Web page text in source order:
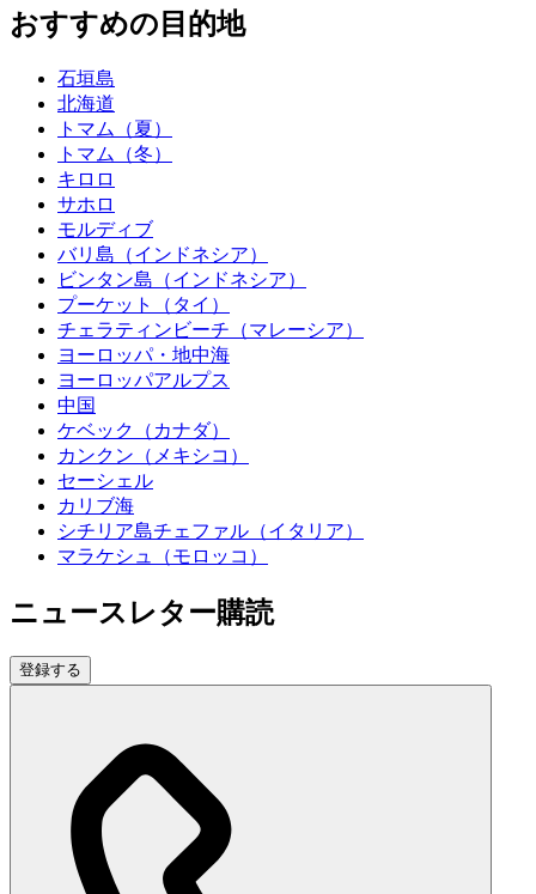
おすすめの目的地
石垣島
北海道
トマム（夏）
トマム（冬）
キロロ
サホロ
モルディブ
バリ島（インドネシア）
ビンタン島（インドネシア）
プーケット（タイ）
チェラティンビーチ（マレーシア）
ヨーロッパ・地中海
ヨーロッパアルプス
中国
ケベック（カナダ）
カンクン（メキシコ）
セーシェル
カリブ海
シチリア島チェファル（イタリア）
マラケシュ（モロッコ）
ニュースレター購読
登録する